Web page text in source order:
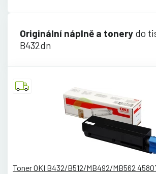
Originální náplně a tonery do
B432dn
Toner OKI B432/B512/MB492/MB562